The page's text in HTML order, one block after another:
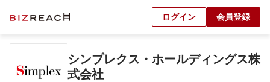
ログイン 会員登録
シンプレクス・ホールディングス株
式会社